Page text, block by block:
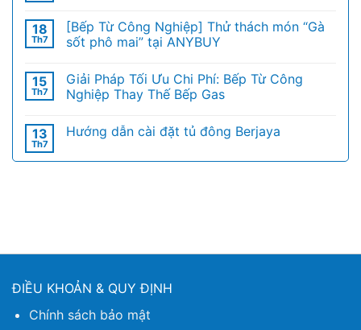
18
Th7
[Bếp Từ Công Nghiệp] Thử thách món “Gà
sốt phô mai” tại ANYBUY
15
Th7
Giải Pháp Tối Ưu Chi Phí: Bếp Từ Công
Nghiệp Thay Thế Bếp Gas
13
Th7
Hướng dẫn cài đặt tủ đông Berjaya
ĐIỀU KHOẢN & QUY ĐỊNH
Chính sách bảo mật